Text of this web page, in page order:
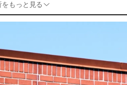
もっと見る